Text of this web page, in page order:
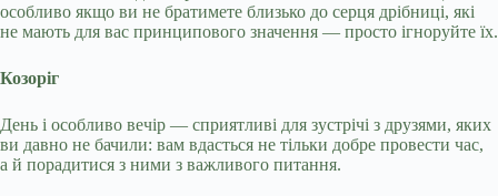
особливо якщо ви не братимете близько до серця дрібниці, які
не мають для вас принципового значення — просто ігноруйте їх.
Козоріг
День і особливо вечір — сприятливі для зустрічі з друзями, яких
ви давно не бачили: вам вдасться не тільки добре провести час,
а й порадитися з ними з важливого питання.